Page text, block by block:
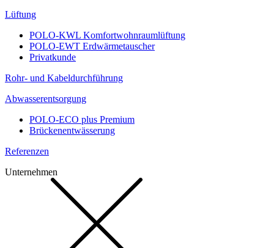
Lüftung
POLO-KWL Komfortwohnraumlüftung
POLO-EWT Erdwärmetauscher
Privatkunde
Rohr- und Kabeldurchführung
Abwasserentsorgung
POLO-ECO plus Premium
Brückenentwässerung
Referenzen
Unternehmen